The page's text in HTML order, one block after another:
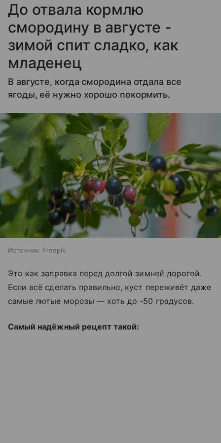
До отвала кормлю
смородину в августе -
зимой спит сладко, как
младенец
В августе, когда смородина отдала все
ягоды, её нужно хорошо покормить.
Источник: Freepik
Это как заправка перед долгой зимней дорогой.
Если всё сделать правильно, куст переживёт даже
самые лютые морозы — хоть до -50 градусов.
Самый надёжный рецепт такой: